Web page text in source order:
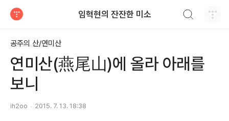
임혁현의 잔잔한 미소
공주의 산/연미산
연미산(燕尾山)에 올라 아래를
보니
ih2oo 2015. 7. 13. 18:38